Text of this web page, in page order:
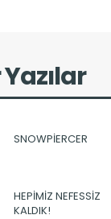
SNOWPIERCER
HEPIMIZ NEFESSIZ
KALDIK!